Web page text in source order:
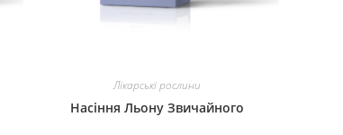
Лікарські рослини
Насіння Льону Звичайного